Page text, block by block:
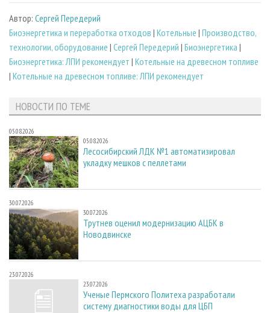
Автор: Сергей Передерий
Биoэнергетика и переработка отходов | Котельные | Производство,
технологии, оборудование | Сергей Передерий | Биоэнергетика |
Биоэнергетика: ЛПИ рекомендует | Котельные на древесном топливе
| Котельные на древесном топливе: ЛПИ рекомендует
НОВОСТИ ПО ТЕМЕ
05.08.2026
05.08.2026
Лесосибирский ЛДК №1 автоматизировал
укладку мешков с пеллетами
30.07.2026
30.07.2026
Трутнев оценил модернизацию АЦБК в
Новодвинске
23.07.2026
23.07.2026
Ученые Пермского Политеха разработали
систему диагностики воды для ЦБП